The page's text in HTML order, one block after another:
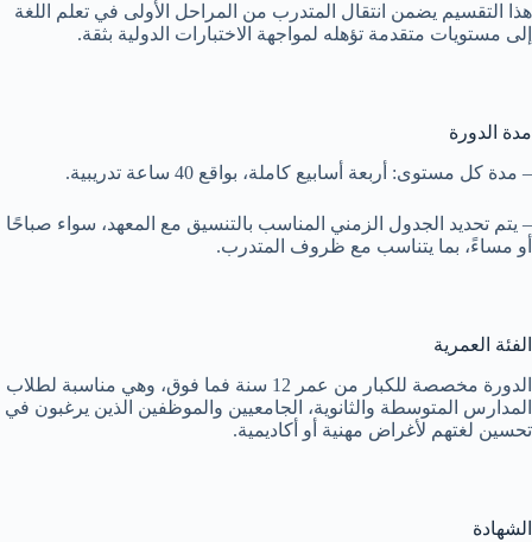
هذا التقسيم يضمن انتقال المتدرب من المراحل الأولى في تعلم اللغة
إلى مستويات متقدمة تؤهله لمواجهة الاختبارات الدولية بثقة.
مدة الدورة
– مدة كل مستوى: أربعة أسابيع كاملة، بواقع 40 ساعة تدريبية.
– يتم تحديد الجدول الزمني المناسب بالتنسيق مع المعهد، سواء صباحًا
أو مساءً، بما يتناسب مع ظروف المتدرب.
الفئة العمرية
الدورة مخصصة للكبار من عمر 12 سنة فما فوق، وهي مناسبة لطلاب
المدارس المتوسطة والثانوية، الجامعيين والموظفين الذين يرغبون في
تحسين لغتهم لأغراض مهنية أو أكاديمية.
الشهادة